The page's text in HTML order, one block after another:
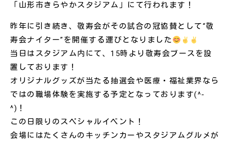
「山形市きらやかスタジアム」にて行われます！
昨年に引き続き、敬寿会がその試合の冠協賛として“敬
寿会ナイター”を開催する運びとなりました
当日はスタジアム内にて、15時より敬寿会ブースを設
置しております！
オリジナルグッズが当たる抽選会や医療・福祉業界なら
ではの職場体験を実施する予定となっております(^-
^)！
この日限りのスペシャルイベント！
会場にはたくさんのキッチンカーやスタジアムグルメが